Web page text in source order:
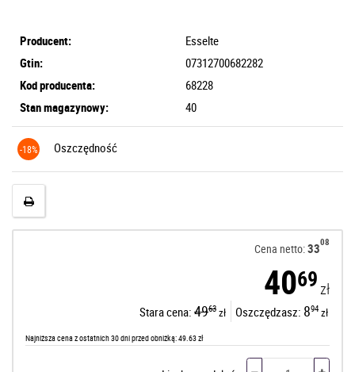
Producent:
Esselte
Gtin:
07312700682282
Kod producenta:
68228
Stan magazynowy:
40
-18% Oszczędność
Cena netto:3308
4069 zł
Stara cena: 4963 zł Oszczędzasz: 894 zł
Najniższa cena z ostatnich 30 dni przed obniżką: 49.63 zł